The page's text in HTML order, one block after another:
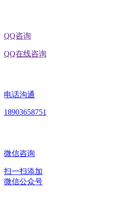
QQ咨询
QQ在线咨询
电话沟通
18903658751
微信咨询
扫一扫添加
微信公众号